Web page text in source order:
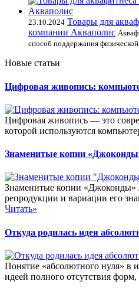
23.10.2024 Товары для
компании Акваполис
способ поддержания
Новые статьи
Цифровая живопись:
Цифровая живопись — это
которой используются
Знаменитые копии
Знаменитые копии
репродукции и вариации его
Читать»
Откуда родилась идея
Понятие «абсолютного нуля» в
идеей полного отсутствия